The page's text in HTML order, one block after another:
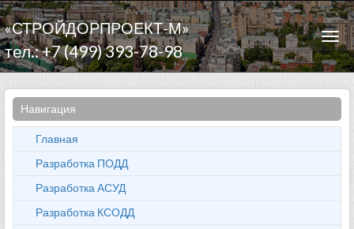
«СТРОЙДОРПРОЕКТ-М»
тел.: +7 (499) 393-78-98
Навигация
Главная
Разработка ПОДД
Разработка АСУД
Разработка КСОДД